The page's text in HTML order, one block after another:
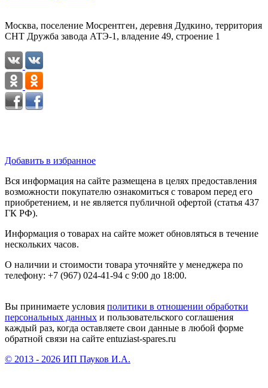
Москва, поселение Мосрентген, деревня Дудкино, территория
СНТ Дружба завода АТЭ-1, владение 49, строение 1
Добавить в избранное
Вся информация на сайте размещена в целях предоставления
возможности покупателю ознакомиться с товаром перед его
приобретением, и не является публичной офертой (статья 437
ГК РФ).
Информация о товарах на сайте может обновляться в течение
нескольких часов.
О наличии и стоимости товара уточняйте у менеджера по
телефону: +7 (967) 024-41-94 с 9:00 до 18:00.
Вы принимаете условия политики в отношении обработки
персональных данных и пользовательского соглашения
каждый раз, когда оставляете свои данные в любой форме
обратной связи на сайте entuziast-spares.ru
© 2013 - 2026 ИП Пауков И.А.